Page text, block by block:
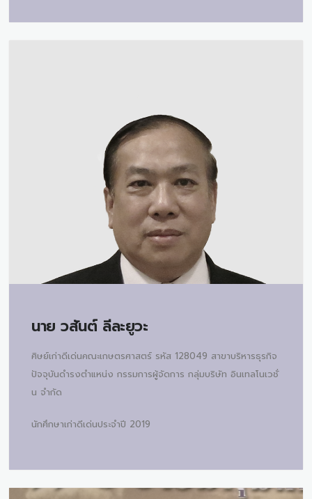
นาย วสันต์ ลีละยูวะ
ศิษย์เก่าดีเด่นคณะเกษตรศาสตร์ รหัส 128049 สาขาบริหารธุรกิจ
ปัจจุบันดำรงตำแหน่ง กรรมการผู้จัดการ กลุ่มบริษัท อินเทลโนเวชั่
น จำกัด
นักศึกษาเก่าดีเด่นประจำปี 2019